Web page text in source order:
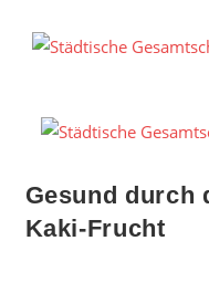
Inhalt
Gesund durch
Kaki-Frucht